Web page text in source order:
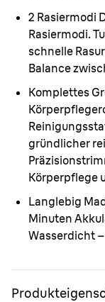
2 Rasiermodi
Rasiermodi.
schnelle
Balance
Komplettes
gründlicher
Körperpflege
Langlebig
Minuten
Wasserdicht